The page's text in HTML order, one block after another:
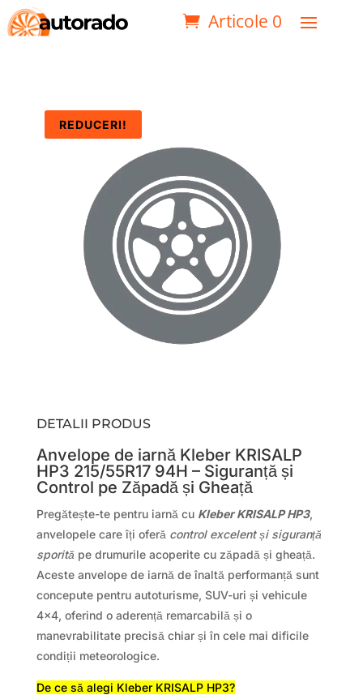
Articole 0
REDUCERI!
DETALII PRODUS
Anvelope de iarnă Kleber KRISALP
HP3 215/55R17 94H – Siguranță și
Control pe Zăpadă și Gheață
Pregătește-te pentru iarnă cu Kleber KRISALP HP3,
anvelopele care îți oferă control excelent și siguranță
sporită pe drumurile acoperite cu zăpadă și gheață.
Aceste anvelope de iarnă de înaltă performanță sunt
concepute pentru autoturisme, SUV-uri și vehicule
4×4, oferind o aderență remarcabilă și o
manevrabilitate precisă chiar și în cele mai dificile
condiții meteorologice.
De ce să alegi Kleber KRISALP HP3?